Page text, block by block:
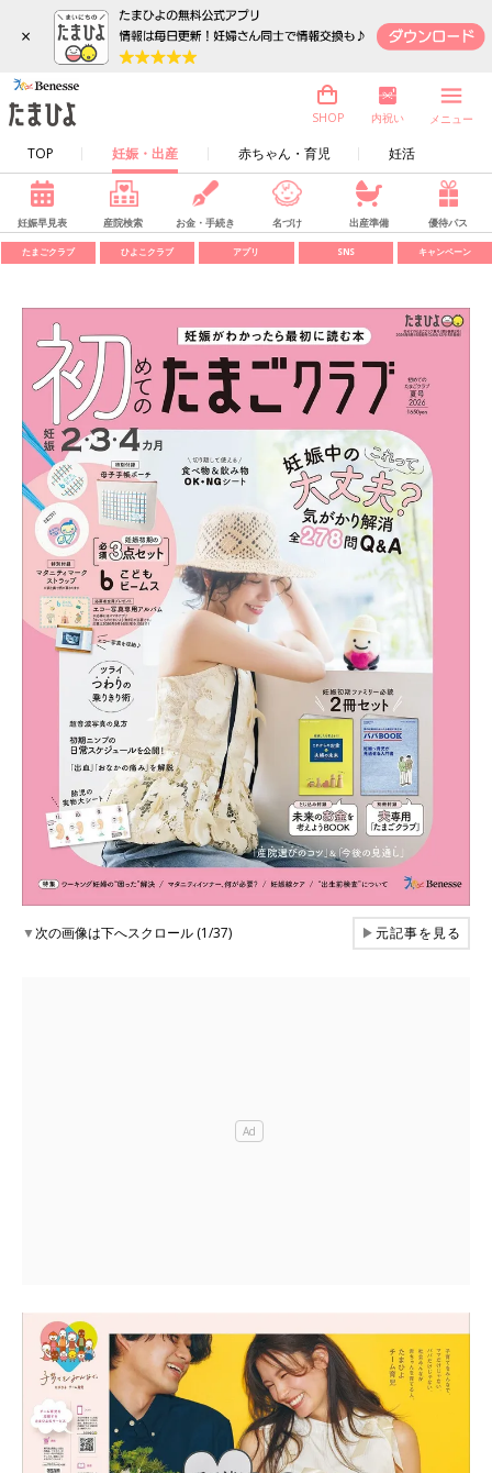
×
TOP 妊娠・出産 赤ちゃん・育児 妊活
SHOP 内祝い メニュー
妊娠早見表 産院検索 お金・手続き 名づけ 出産準備 優待パス
たまごクラブ ひよこクラブ アプリ SNS キャンペーン
▼次の画像は下へスクロール (1/37) ▶元記事を見る